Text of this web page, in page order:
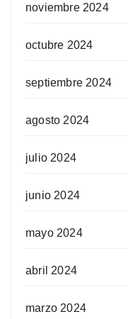
noviembre 2024
octubre 2024
septiembre 2024
agosto 2024
julio 2024
junio 2024
mayo 2024
abril 2024
marzo 2024